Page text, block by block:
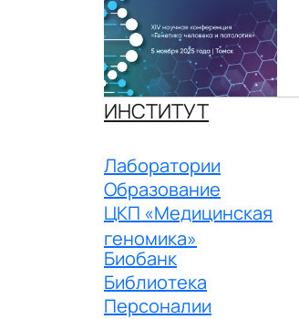
ИНСТИТУТ
Лаборатории
Образование
ЦКП «Медицинская
геномика»
Биобанк
Библиотека
Персоналии